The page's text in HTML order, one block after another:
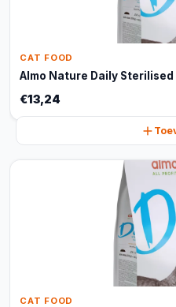
CAT FOOD
Almo Nature Daily
€13,24
CAT FOOD